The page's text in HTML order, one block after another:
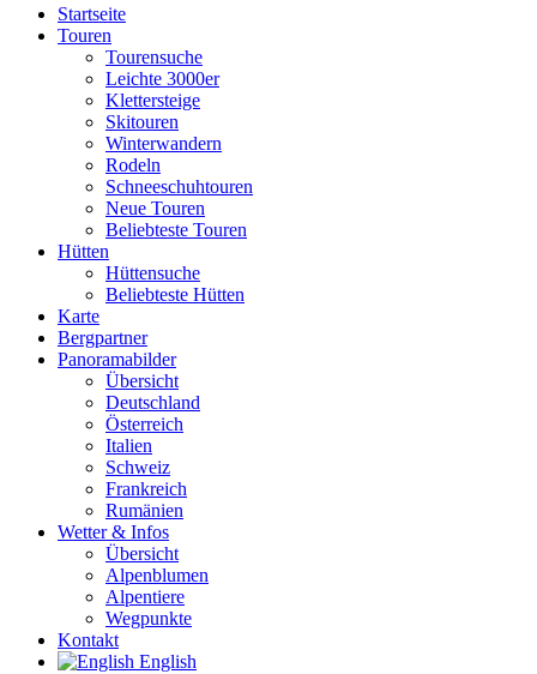
Startseite
Touren
Tourensuche
Leichte 3000er
Klettersteige
Skitouren
Winterwandern
Rodeln
Schneeschuhtouren
Neue Touren
Beliebteste Touren
Hütten
Hüttensuche
Beliebteste Hütten
Karte
Bergpartner
Panoramabilder
Übersicht
Deutschland
Österreich
Italien
Schweiz
Frankreich
Rumänien
Wetter & Infos
Übersicht
Alpenblumen
Alpentiere
Wegpunkte
Kontakt
English